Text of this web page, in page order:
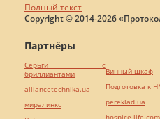
Полный текст
Copyright © 2014-2026
Партнёры
Серьги с
бриллиантами
alliancetechnika.ua
миралинкс
Винный шкаф
Подготовка к
pereklad.ua
hospice-